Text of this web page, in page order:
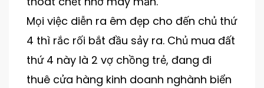
Mọi việc diễn ra êm đẹp cho đến chủ thứ
4 thì rắc rối bắt đầu sảy ra. Chủ mua đất
thứ 4 này là 2 vợ chồng trẻ, đang đi
thuê cửa hàng kinh doanh nghành biển